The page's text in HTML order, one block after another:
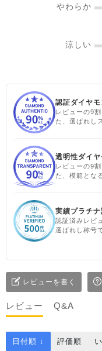
やわらか
涼しい
認証ダイヤ
レビューの9
た、選ばれし
透明性ダイ
レビューの9
た、模範とな
実績プラチナ
認証済みレビ
選ばれし称号
レビューを書く
レビュー Q&A
日付順 ↓ 評価順